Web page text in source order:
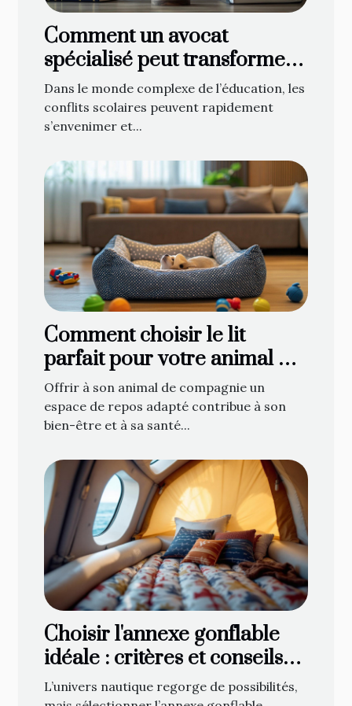
Comment un avocat
spécialisé peut transformer
les conflits scolaires ?
Dans le monde complexe de l’éducation, les
conflits scolaires peuvent rapidement
s’envenimer et...
Comment choisir le lit
parfait pour votre animal de
compagnie
Offrir à son animal de compagnie un
espace de repos adapté contribue à son
bien-être et à sa santé...
Choisir l'annexe gonflable
idéale : critères et conseils
d'achat
L’univers nautique regorge de possibilités,